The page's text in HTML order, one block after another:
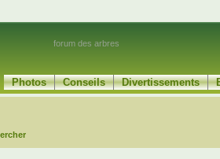
forum des arbres
Photos Conseils Divertissements